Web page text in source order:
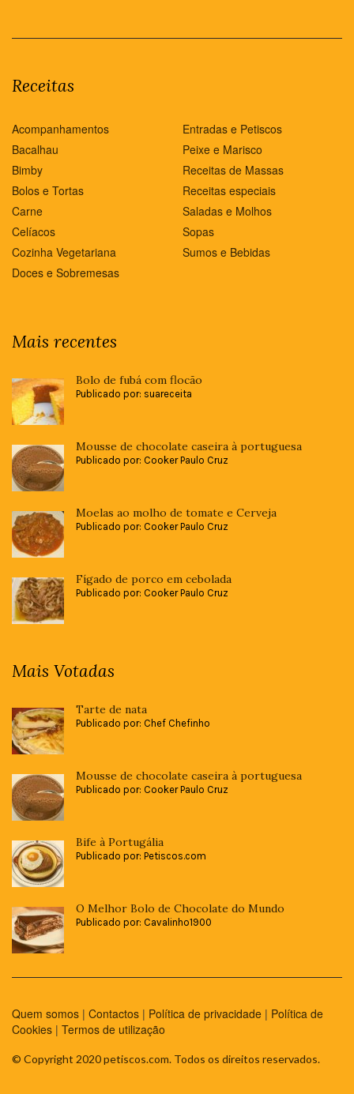
Receitas
Acompanhamentos
Bacalhau
Bimby
Bolos e Tortas
Carne
Celíacos
Cozinha Vegetariana
Doces e Sobremesas
Entradas e Petiscos
Peixe e Marisco
Receitas de Massas
Receitas especiais
Saladas e Molhos
Sopas
Sumos e Bebidas
Mais recentes
Bolo de fubá com flocão
Publicado por: suareceita
Mousse de chocolate caseira à portuguesa
Publicado por: Cooker Paulo Cruz
Moelas ao molho de tomate e Cerveja
Publicado por: Cooker Paulo Cruz
Fígado de porco em cebolada
Publicado por: Cooker Paulo Cruz
Mais Votadas
Tarte de nata
Publicado por: Chef Chefinho
Mousse de chocolate caseira à portuguesa
Publicado por: Cooker Paulo Cruz
Bife à Portugália
Publicado por: Petiscos.com
O Melhor Bolo de Chocolate do Mundo
Publicado por: Cavalinho1900
Quem somos | Contactos | Política de privacidade | Política de
Cookies | Termos de utilização
© Copyright 2020 petiscos.com. Todos os direitos reservados.